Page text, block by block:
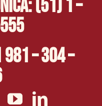
(51) 1 –
– 304 –